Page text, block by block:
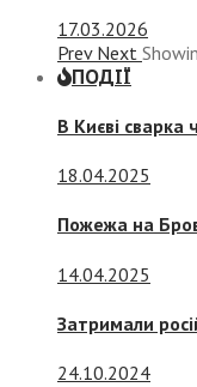
17.03.2026
Prev Next
ПОДІЇ
В Києві сварка
18.04.2025
Пожежа на
14.04.2025
Затримали
24.10.2024